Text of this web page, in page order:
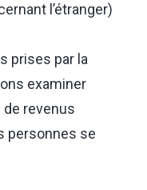
l’étranger)
prises par la
examiner
de revenus
personnes se